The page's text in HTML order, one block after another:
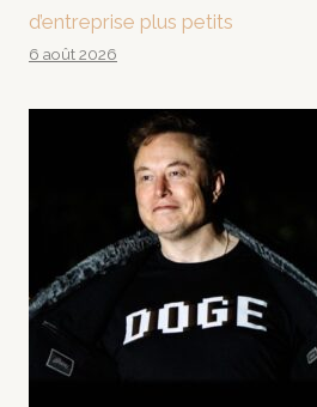
d’entreprise plus petits
6 août 2026